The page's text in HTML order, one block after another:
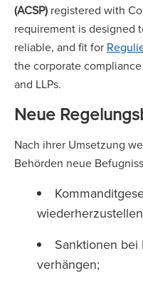
(ACSP) registered with
requirement is designed
reliable, and fit for
the corporate
and LLPs.
Neue
Nach ihrer Umsetzung
Behörden neue
Sanktionen
verhängen;